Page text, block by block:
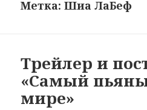
Метка:Шиа ЛаБеф
Трейлер и
«Самый
мире»